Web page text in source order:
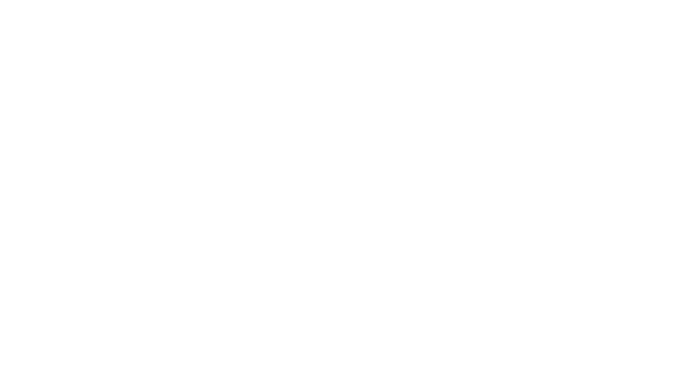
引を完了させた実績があります
の取引実績があります
ではありません
内＆設定した発送日数内に発送してい
内に発送しています